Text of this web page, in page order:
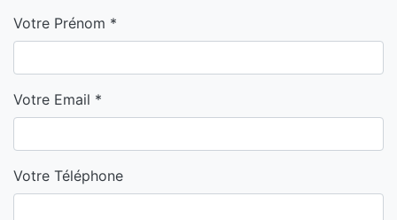
Votre Prénom *
Votre Email *
Votre Téléphone